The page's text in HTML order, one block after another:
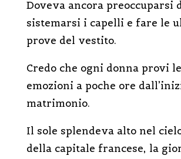
Doveva ancora preoccuparsi
sistemarsi i capelli e fare le
prove del vestito.
Credo che ogni donna provi
emozioni a poche ore
matrimonio.
Il sole splendeva alto nel
della capitale francese, la